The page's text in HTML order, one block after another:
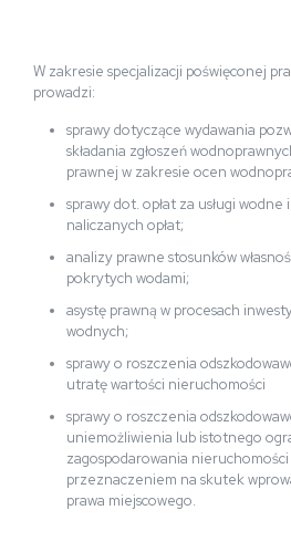
W zakresie specjalizacji poświęconej
prowadzi:
sprawy dotyczące wydawania
składania zgłoszeń
prawnej w zakresie ocen
sprawy dot. opłat za usługi wodne
naliczanych opłat;
analizy prawne stosunków
pokrytych wodami;
asystę prawną w procesach
wodnych;
sprawy o roszczenia
utratę wartości nieruchomości
sprawy o roszczenia
uniemożliwienia lub istotnego
zagospodarowania
przeznaczeniem na skutek
prawa miejscowego.